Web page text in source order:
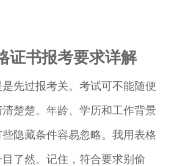
证书报考要求详解
先过报考关。考试可不能随便
楚楚。年龄、学历和工作背景
隐藏条件容易忽略。我用表格
了然。记住，符合要求别偷